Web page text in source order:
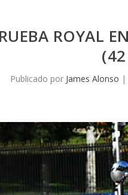
ROYAL
Publicado por James Alonso |